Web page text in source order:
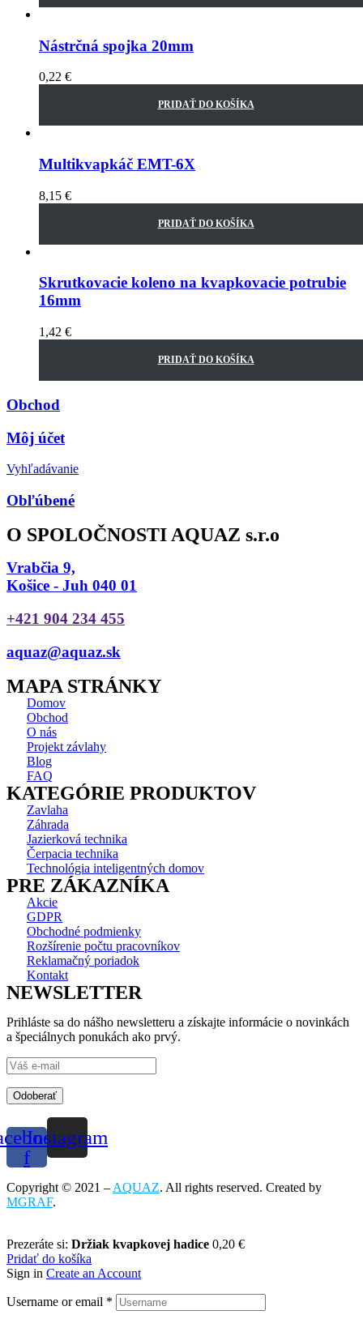
Nástrčná spojka 20mm
0,22 €
PRIDAŤ DO KOŠÍKA
Multikvapkáč EMT-6X
8,15 €
PRIDAŤ DO KOŠÍKA
Skrutkovacie koleno na kvapkovacie potrubie
16mm
1,42 €
PRIDAŤ DO KOŠÍKA
Obchod
Môj účet
Vyhľadávanie
Obľúbené
O SPOLOČNOSTI AQUAZ s.r.o
Vrabčia 9,
Košice - Juh 040 01
+421 904 234 455
aquaz@aquaz.sk
MAPA STRÁNKY
Domov
Obchod
O nás
Projekt závlahy
Blog
FAQ
KATEGÓRIE PRODUKTOV
Zavlaha
Záhrada
Jazierková technika
Čerpacia technika
Technológia inteligentných domov
PRE ZÁKAZNÍKA
Akcie
GDPR
Obchodné podmienky
Rozšírenie počtu pracovníkov
Reklamačný poriadok
Kontakt
NEWSLETTER
Prihláste sa do nášho newsletteru a získajte informácie o novinkách
a špeciálnych ponukách ako prvý.
Odoberať
f
Instagram
Copyright © 2021 – AQUAZ. All rights reserved. Created by
MGRAF.
Prezeráte si: Držiak kvapkovej hadice 0,20 €
Pridať do košíka
Sign in Create an Account
Username or email *